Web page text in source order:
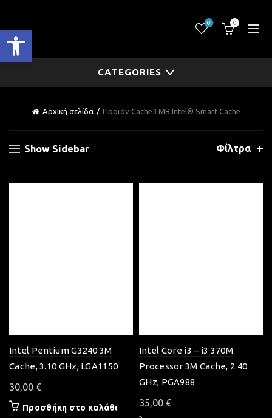
Ανοίξτε τη γραμμή εργαλείων
0 0
CATEGORIES
Αρχική σελίδα Προϊόν Cache3 MB Intel® Smart Cache
Show Sidebar Φίλτρα
Intel Pentium G3240 3M
Cache, 3.10 GHz, LGA1150
30,00 €
Προσθήκη στο καλάθι
Intel Core i3 – i3 370M
Processor 3M Cache, 2.40
GHz, PGA988
35,00 €